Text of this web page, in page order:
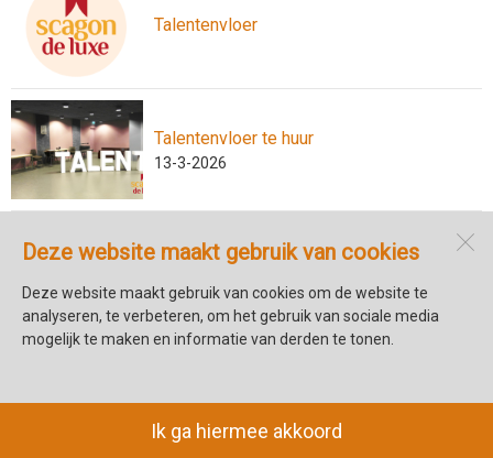
Deze website maakt gebruik van cookies
Deze website maakt gebruik van cookies om de website te
analyseren, te verbeteren, om het gebruik van sociale media
mogelijk te maken en informatie van derden te tonen.
Ik ga hiermee akkoord
Talentenvloer
Talentenvloer te huur
13-3-2026
Cultuurhuis Markt 18
1741 CBSchagen
Ziber DS4